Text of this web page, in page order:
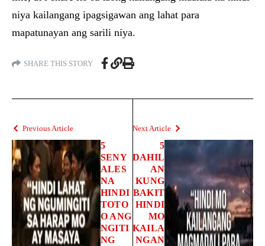
niya kailangang ipagsigawan ang lahat para
mapatunayan ang sarili niya.
SHARE THIS STORY
Previous Article
5
SENY
ALES
NA
HINDI
TOTO
O ANG
NGITI
NG
Next Article
5
DAHIL
AN
KUNG
BAKIT
HINDI
MO
KAILA
NGAN